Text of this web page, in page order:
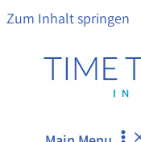
Zum Inhalt springen